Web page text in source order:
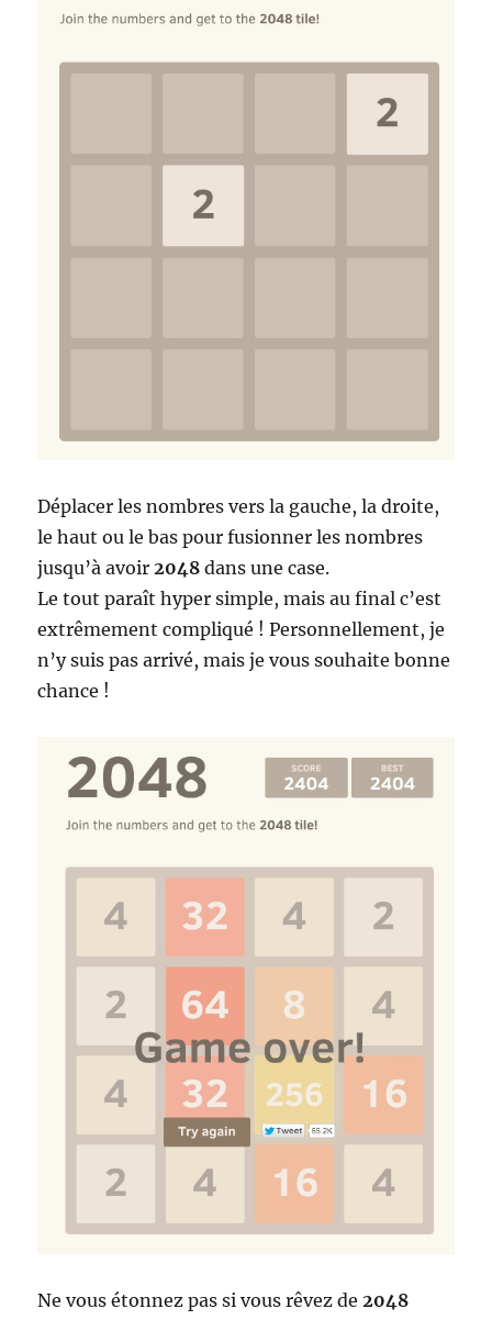
Déplacer les nombres vers la gauche, la droite,
le haut ou le bas pour fusionner les nombres
jusqu’à avoir 2048dans une case.
Le tout paraît hyper simple, mais au final c’est
extrêmement compliqué ! Personnellement, je
n’y suis pas arrivé, mais je vous souhaite bonne
chance !
Ne vous étonnez pas si vous rêvez de2048